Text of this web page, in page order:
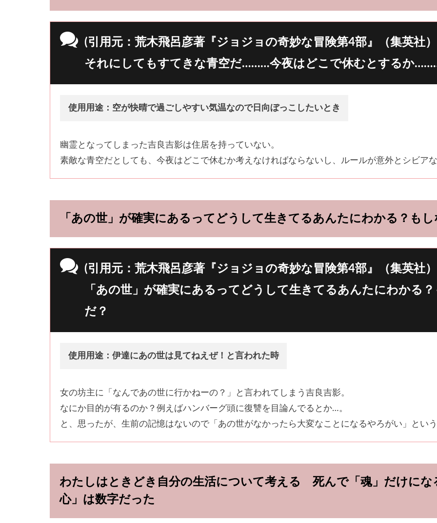
(引用元：荒木飛呂彦著『ジョジョの奇妙な冒険第4部』（集英社
それにしてもすてきな青空だ………今夜はどこで休むとするか
使用用途：空が快晴で過ごしやすい気温なので日向ぼっこしたいとき
幽霊となってしまった吉良吉影は住居を持っていない。
素敵な青空だとしても、今夜はどこで休むか考えなければならないし、ルールが意外とシビア
「あの世」が確実にあるってどうして生きてるあんたにわかる？も
(引用元：荒木飛呂彦著『ジョジョの奇妙な冒険第4部』（集英社
「あの世」が確実にあるってどうして生きてるあんたにわかる
だ？
使用用途：伊達にあの世は見てねえぜ！と言われた時
女の坊主に「なんであの世に行かねーの？」と言われてしまう吉良吉影。
なにか目的が有るのか？例えばハンバーグ頭に復讐を目論んでるとか…。
と、思ったが、生前の記憶はないので「あの世がなかったら大変なことになるやろがい」とい
わたしはときどき自分の生活について考える 死んで「魂」だけに
心」は数字だった